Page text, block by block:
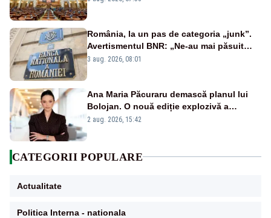
România, la un pas de categoria „junk”.
Avertismentul BNR: „Ne-au mai păsuit
pentru câteva luni”
3 aug. 2026, 08:01
Ana Maria Păcuraru demască planul lui
Bolojan. O nouă ediție explozivă a
emisiunii „Miza Zilei” la Realitatea PLUS
2 aug. 2026, 15:42
CATEGORII POPULARE
Actualitate
Politica Interna - nationala